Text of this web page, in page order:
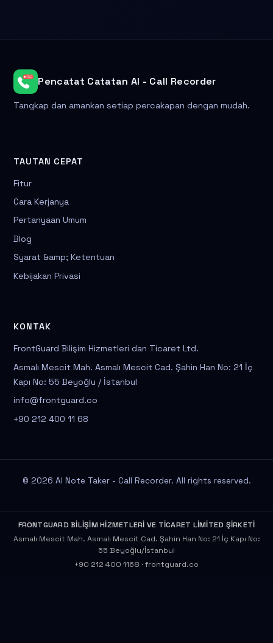
Pencatat Catatan AI - Call Recorder
Tangkap dan amankan setiap percakapan dengan mudah.
TAUTAN CEPAT
Fitur
Cara Kerjanya
Pertanyaan Umum
Blog
Syarat &amp; Ketentuan
Kebijakan Privasi
KONTAK
FrontGuard Bilişim Hizmetleri dan Ticaret Ltd.
Asmalı Mescit Mah. Asmalı Mescit Cad. Şahin Han No: 21 İç
Kapı No: 55 Beyoğlu / İstanbul
info@frontguard.co
+90 212 400 11 68
© 2026 AI Note Taker - Call Recorder. All rights reserved.
FRONTGUARD BİLİŞİM HİZMETLERİ VE TİCARET LİMİTED ŞİRKETİ
Asmalı Mescit Mah. Asmalı Mescit Cad. Şahin Han No: 21 İç Kapı No:
55 Beyoğlu/İstanbul
+90 212 400 1168 ·frontguard.co